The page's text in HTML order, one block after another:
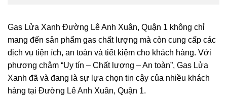
Gas Lửa Xanh Đường Lê Anh Xuân, Quận 1 không chỉ
mang đến sản phẩm gas chất lượng mà còn cung cấp các
dịch vụ tiện ích, an toàn và tiết kiệm cho khách hàng. Với
phương châm “Uy tín – Chất lượng – An toàn”, Gas Lửa
Xanh đã và đang là sự lựa chọn tin cậy của nhiều khách
hàng tại Đường Lê Anh Xuân, Quận 1.